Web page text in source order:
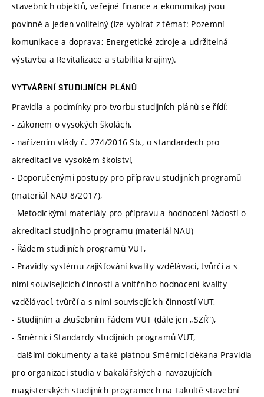
stavebních objektů, veřejné finance a ekonomika) jsou
povinné a jeden volitelný (lze vybírat z témat: Pozemní
komunikace a doprava; Energetické zdroje a udržitelná
výstavba a Revitalizace a stabilita krajiny).
VYTVÁŘENÍ STUDIJNÍCH PLÁNŮ
Pravidla a podmínky pro tvorbu studijních plánů se řídí:
- zákonem o vysokých školách,
- nařízením vlády č. 274/2016 Sb., o standardech pro
akreditaci ve vysokém školství,
- Doporučenými postupy pro přípravu studijních programů
(materiál NAU 8/2017),
- Metodickými materiály pro přípravu a hodnocení žádostí o
akreditaci studijního programu (materiál NAU)
- Řádem studijních programů VUT,
- Pravidly systému zajišťování kvality vzdělávací, tvůrčí a s
nimi souvisejících činnosti a vnitřního hodnocení kvality
vzdělávací, tvůrčí a s nimi souvisejících činností VUT,
- Studijním a zkušebním řádem VUT (dále jen „SZŘ“),
- Směrnicí Standardy studijních programů VUT,
- dalšími dokumenty a také platnou Směrnicí děkana Pravidla
pro organizaci studia v bakalářských a navazujících
magisterských studijních programech na Fakultě stavební